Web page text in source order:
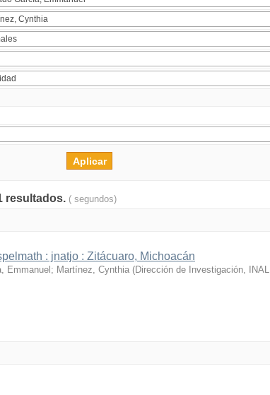
resultados. ( segundos)
: jnatjo : Zitácuaro, Michoacán
Emmanuel ; Martínez, Cynthia (Dirección de Investigación, INALI